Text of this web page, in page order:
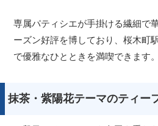
専属パティシエが手掛ける繊細で
ーズン好評を博しており、桜木町
で優雅なひとときを満喫できます。
抹茶・紫陽花テーマのティー